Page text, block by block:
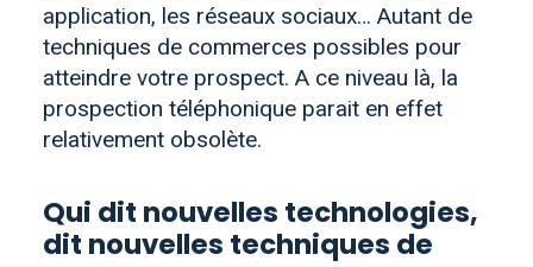
application, les réseaux sociaux… Autant de
techniques de commerces possibles pour
atteindre votre prospect. A ce niveau là, la
prospection téléphonique parait en effet
relativement obsolète.
Qui dit nouvelles technologies,
dit nouvelles techniques de